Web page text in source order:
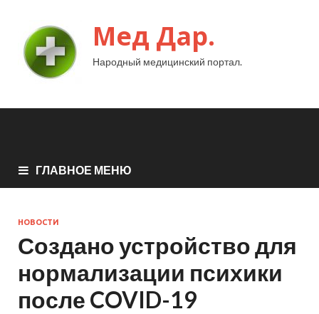
Мед Дар.
Народный медицинский портал.
ГЛАВНОЕ МЕНЮ
НОВОСТИ
Создано устройство для
нормализации психики
после COVID-19